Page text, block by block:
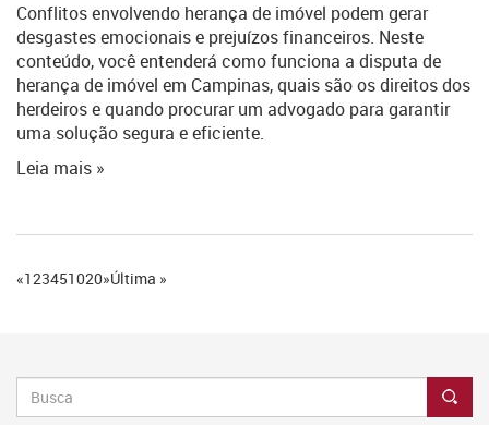
Conflitos envolvendo herança de imóvel podem gerar
desgastes emocionais e prejuízos financeiros. Neste
conteúdo, você entenderá como funciona a disputa de
herança de imóvel em Campinas, quais são os direitos dos
herdeiros e quando procurar um advogado para garantir
uma solução segura e eficiente.
Leia mais »
«123451020»Última »